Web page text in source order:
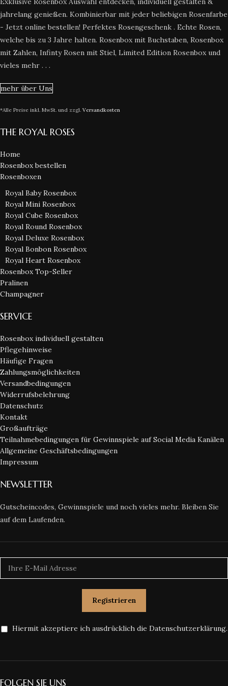
jahrelang genießen. Kombinierbar mit jeder beliebigen Rosenfarbe
- Jetzt online bestellen! Perfektes Rosengeschenk . Echte Rosen,
welche bis zu 3 Jahre halten. Rosenbox mit Buchstaben, Rosenbox
mit Zahlen, Infinty Rosen mit Stiel, Limited Edition Rosenbox und
vieles mehr . . .
mehr über Uns
*Alle Preise inkl. MwSt. und zzgl. Versandkosten
THE ROYAL ROSES
Home
Rosenbox bestellen
Rosenboxen
Royal Baby Rosenbox
Royal Mini Rosenbox
Royal Cube Rosenbox
Royal Round Rosenbox
Royal Deluxe Rosenbox
Royal Bonbon Rosenbox
Royal Heart Rosenbox
Rosenbox Top-Seller
Pralinen
Champagner
SERVICE
Rosenbox individuell gestalten
Pflegehinweise
Häufige Fragen
Zahlungsmöglichkeiten
Versandbedingungen
Widerrufsbelehrung
Datenschutz
Kontakt
Großaufträge
Teilnahmebedingungen für Gewinnspiele auf Social Media Kanälen
Allgemeine Geschäftsbedingungen
Impressum
NEWSLETTER
Gutscheincodes, Gewinnspiele und noch vieles mehr. Bleiben Sie
auf dem Laufenden.
Hiermit akzeptiere ich ausdrücklich die Datenschutzerklärung.
FOLGEN SIE UNS